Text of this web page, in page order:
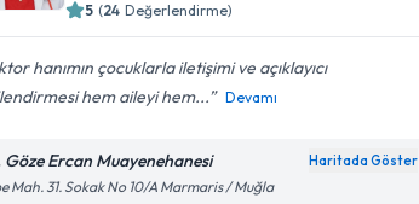
5 (24 Değerlendirme)
hanımın çocuklarla iletişimi ve açıklayıcı
hem aileyi hem...
Devamı
Göze Ercan Muayenehanesi Haritada Göster
Mah. 31. Sokak No 10/A Marmaris / Muğla